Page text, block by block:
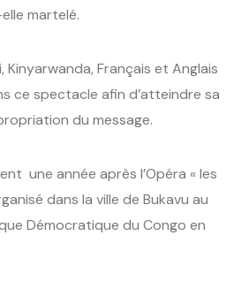
martelé.
Kinyarwanda, Français et Anglais
ce spectacle afin d’atteindre sa
du message.
une année après l’Opéra « les
dans la ville de Bukavu au
Démocratique du Congo en